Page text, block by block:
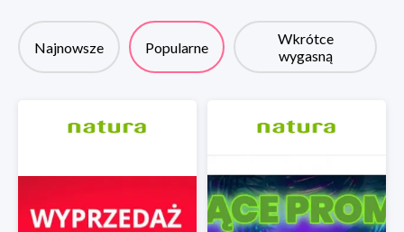
Najnowsze Popularne
Wkrótce
wygasną